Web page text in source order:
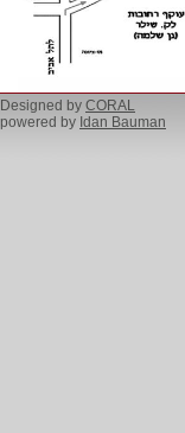
Designed by CORAL
powered by Idan Bauman